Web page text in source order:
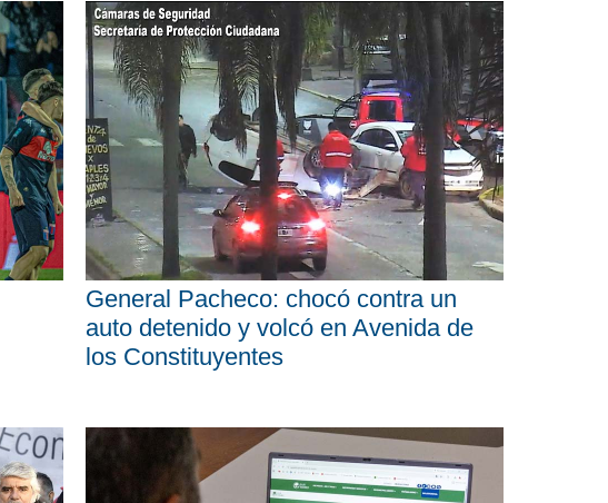
General Pacheco: chocó contra un
auto detenido y volcó en Avenida de
los Constituyentes